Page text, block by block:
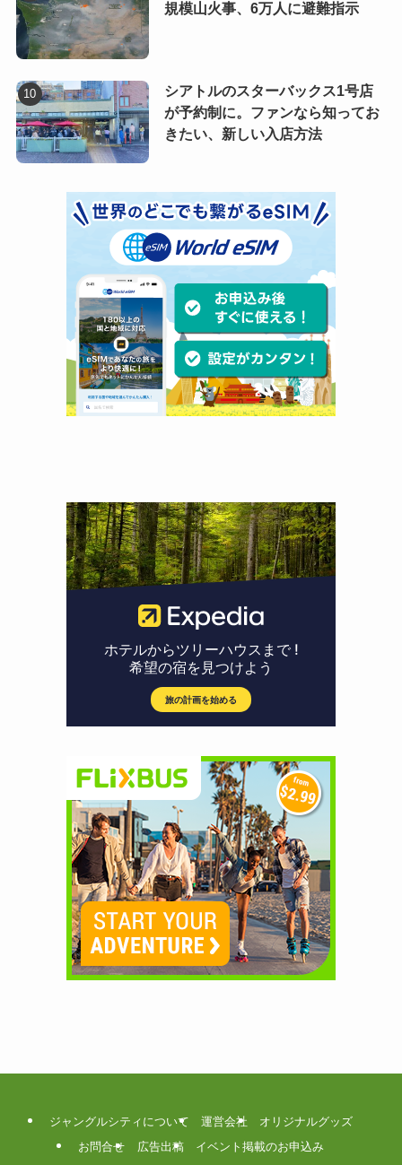
規模山火事、6万人に避難指示
シアトルのスターバックス1号店
が予約制に。ファンなら知ってお
きたい、新しい入店方法
ジャングルシティについて 運営会社
オリジナルグッズ
お問合せ
広告出稿
イベント掲載のお申込み